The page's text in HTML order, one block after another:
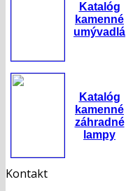
Katalóg
kamenné
umývadlá
Katalóg
kamenné
záhradné
lampy
Kontakt